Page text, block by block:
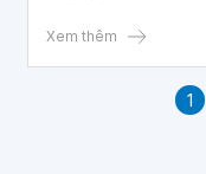
Xem thêm
1